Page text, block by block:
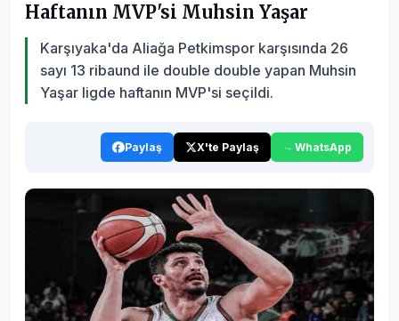
Haftanın MVP'si Muhsin Yaşar
Karşıyaka'da Aliağa Petkimspor karşısında 26
sayı 13 ribaund ile double double yapan Muhsin
Yaşar ligde haftanın MVP'si seçildi.
Paylaş X'te Paylaş WhatsApp